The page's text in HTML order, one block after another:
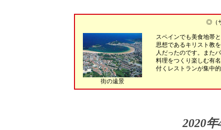
◎（
街の遠景
スペインでも美食地帯
思想であるキリスト教
人だったのです。また
料理をつくり楽しむ有
付くレストランが集中
2020